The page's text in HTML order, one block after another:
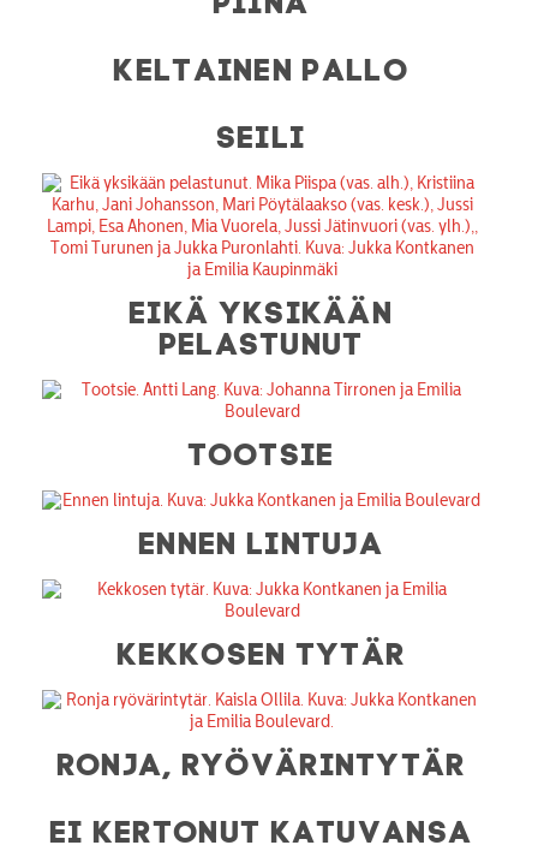
KELTAINEN PALLO
SEILI
EIKÄ YKSIKÄÄN
PELASTUNUT
TOOTSIE
ENNEN LINTUJA
KEKKOSEN TYTÄR
RONJA, RYÖVÄRINTYTÄR
EI KERTONUT KATUVANSA